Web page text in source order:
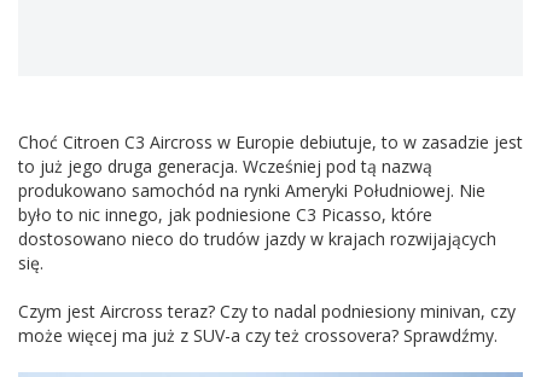
Choć Citroen C3 Aircross w Europie debiutuje, to w zasadzie jest
to już jego druga generacja. Wcześniej pod tą nazwą
produkowano samochód na rynki Ameryki Południowej. Nie
było to nic innego, jak podniesione C3 Picasso, które
dostosowano nieco do trudów jazdy w krajach rozwijających
się.
Czym jest Aircross teraz? Czy to nadal podniesiony minivan, czy
może więcej ma już z SUV-a czy też crossovera? Sprawdźmy.